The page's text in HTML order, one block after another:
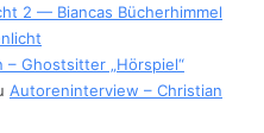
2 — Biancas Bücherhimmel
– Ghostsitter „Hörspiel“
Autoreninterview – Christian